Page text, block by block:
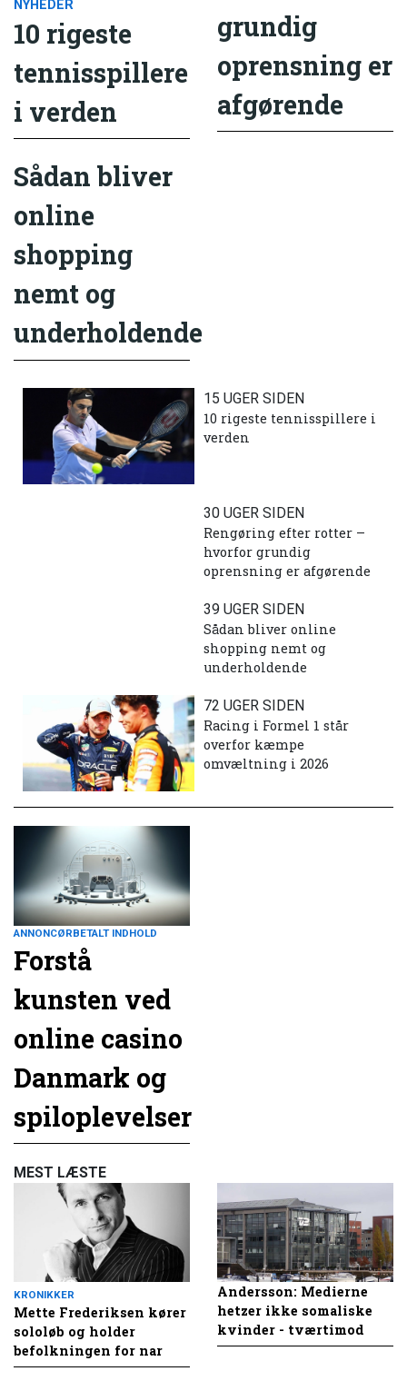
NYHEDER
10 rigeste
tennisspillere
i verden
grundig
oprensning er
afgørende
Sådan bliver
online
shopping
nemt og
underholdende
15 UGER SIDEN
10 rigeste tennisspillere i
verden
30 UGER SIDEN
Rengøring efter rotter –
hvorfor grundig
oprensning er afgørende
39 UGER SIDEN
Sådan bliver online
shopping nemt og
underholdende
72 UGER SIDEN
Racing i Formel 1 står
overfor kæmpe
omvæltning i 2026
ANNONCØRBETALT INDHOLD
Forstå
kunsten ved
online casino
Danmark og
spiloplevelser
MEST LÆSTE
KRONIKKER
Mette Frederiksen kører
sololøb og holder
befolkningen for nar
Andersson: Medierne
hetzer ikke somaliske
kvinder - tværtimod